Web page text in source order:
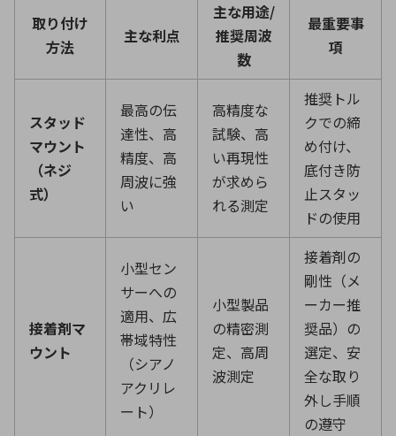
取り付け
方法
主な利点
主な用途/
推奨周波
数
最重要事
項
スタッド
マウント
（ネジ
式）
最高の伝
達性、高
精度、高
周波に強
い
高精度な
試験、高
い再現性
が求めら
れる測定
推奨トル
クでの締
め付け、
底付き防
止スタッ
ドの使用
接着剤マ
ウント
小型セン
サーへの
適用、広
帯域特性
（シアノ
アクリレ
ート）
小型製品
の精密測
定、高周
波測定
接着剤の
剛性（メ
ーカー推
奨品）の
選定、安
全な取り
外し手順
の遵守